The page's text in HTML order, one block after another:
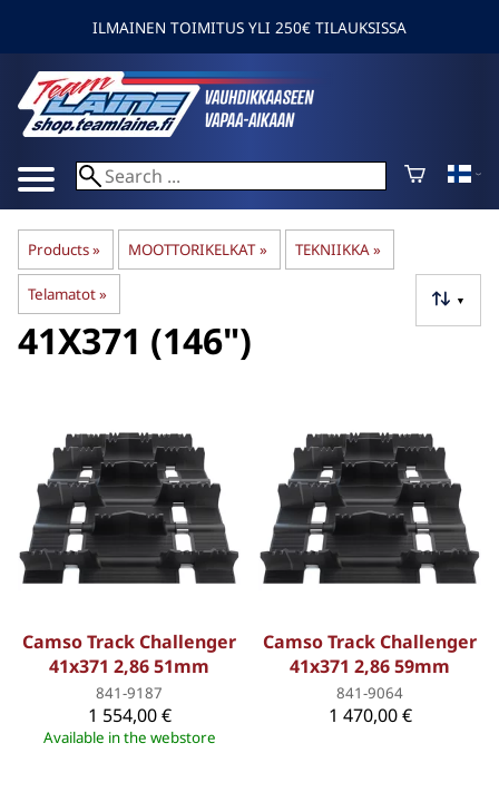
ILMAINEN TOIMITUS YLI 250€ TILAUKSISSA
Products‪» MOOTTORIKELKAT ‪» TEKNIIKKA‪»
Telamatot‪» ▼
41X371 (146")
Camso Track Challenger
41x371 2,86 51mm
841-9187
1 554,00 €
Available in the webstore
Camso Track Challenger
41x371 2,86 59mm
841-9064
1 470,00 €